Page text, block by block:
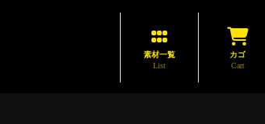
素材一覧
List
カゴ
Cart